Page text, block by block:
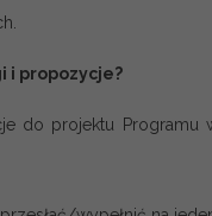
i propozycje?
do projektu Programu